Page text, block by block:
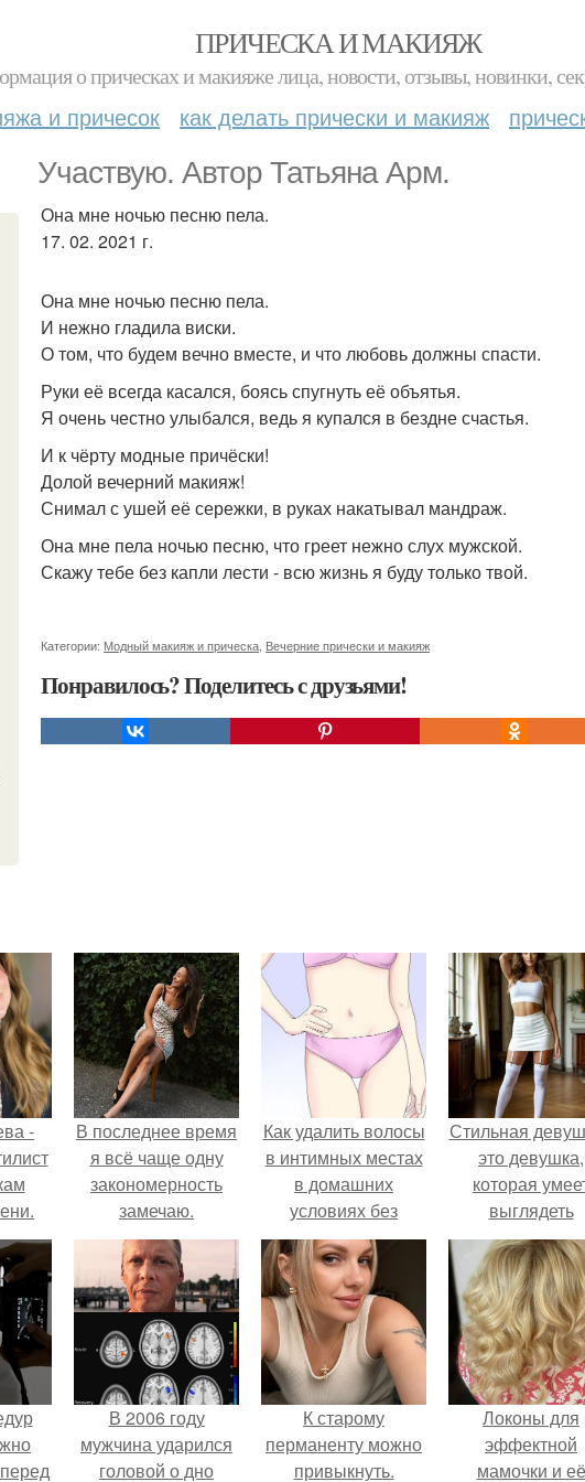
ПРИЧЕСКА И МАКИЯЖ
о прическах и макияже лица, новости, отзывы, новинки,
и причесок как делать прически и макияж
Участвую. Автор Татьяна Арм.
Она мне ночью песню пела.
17. 02. 2021 г.
Она мне ночью песню пела.
И нежно гладила виски.
О том, что будем вечно вместе, и что любовь должны спасти.
Руки её всегда касался, боясь спугнуть её объятья.
Я очень честно улыбался, ведь я купался в бездне счастья.
И к чёрту модные причёски!
Долой вечерний макияж!
Снимал с ушей её сережки, в руках накатывал мандраж.
Она мне пела ночью песню, что греет нежно слух мужской.
Скажу тебе без капли лести - всю жизнь я буду только твой.
Категории: Модный макияж и прическа Вечерние прически и макияж
Понравилось? Поделитесь с друзьями!
-
В последнее время
я всё чаще одну
закономерность
замечаю.
Как удалить волосы
в интимных местах
в домашних
условиях без
раздражения. Как
удалить волосы в
зоне бикини
Стильная
это девушка,
которая
выглядеть
элегантно в
ситуации.
В 2006 году
мужчина ударился
головой о дно
К старому
перманенту можно
привыкнуть.
Локоны для
эффектной
мамочки и её